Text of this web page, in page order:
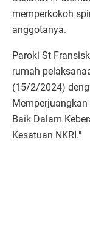
memperkokoh
anggotanya.
Paroki St
rumah
(15/2/2024)
Baik Dalam
Kesatuan NKRI."